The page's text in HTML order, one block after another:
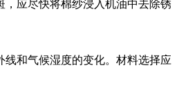
应尽快将棉纱浸入机油中去除锈
和气候湿度的变化。材料选择应